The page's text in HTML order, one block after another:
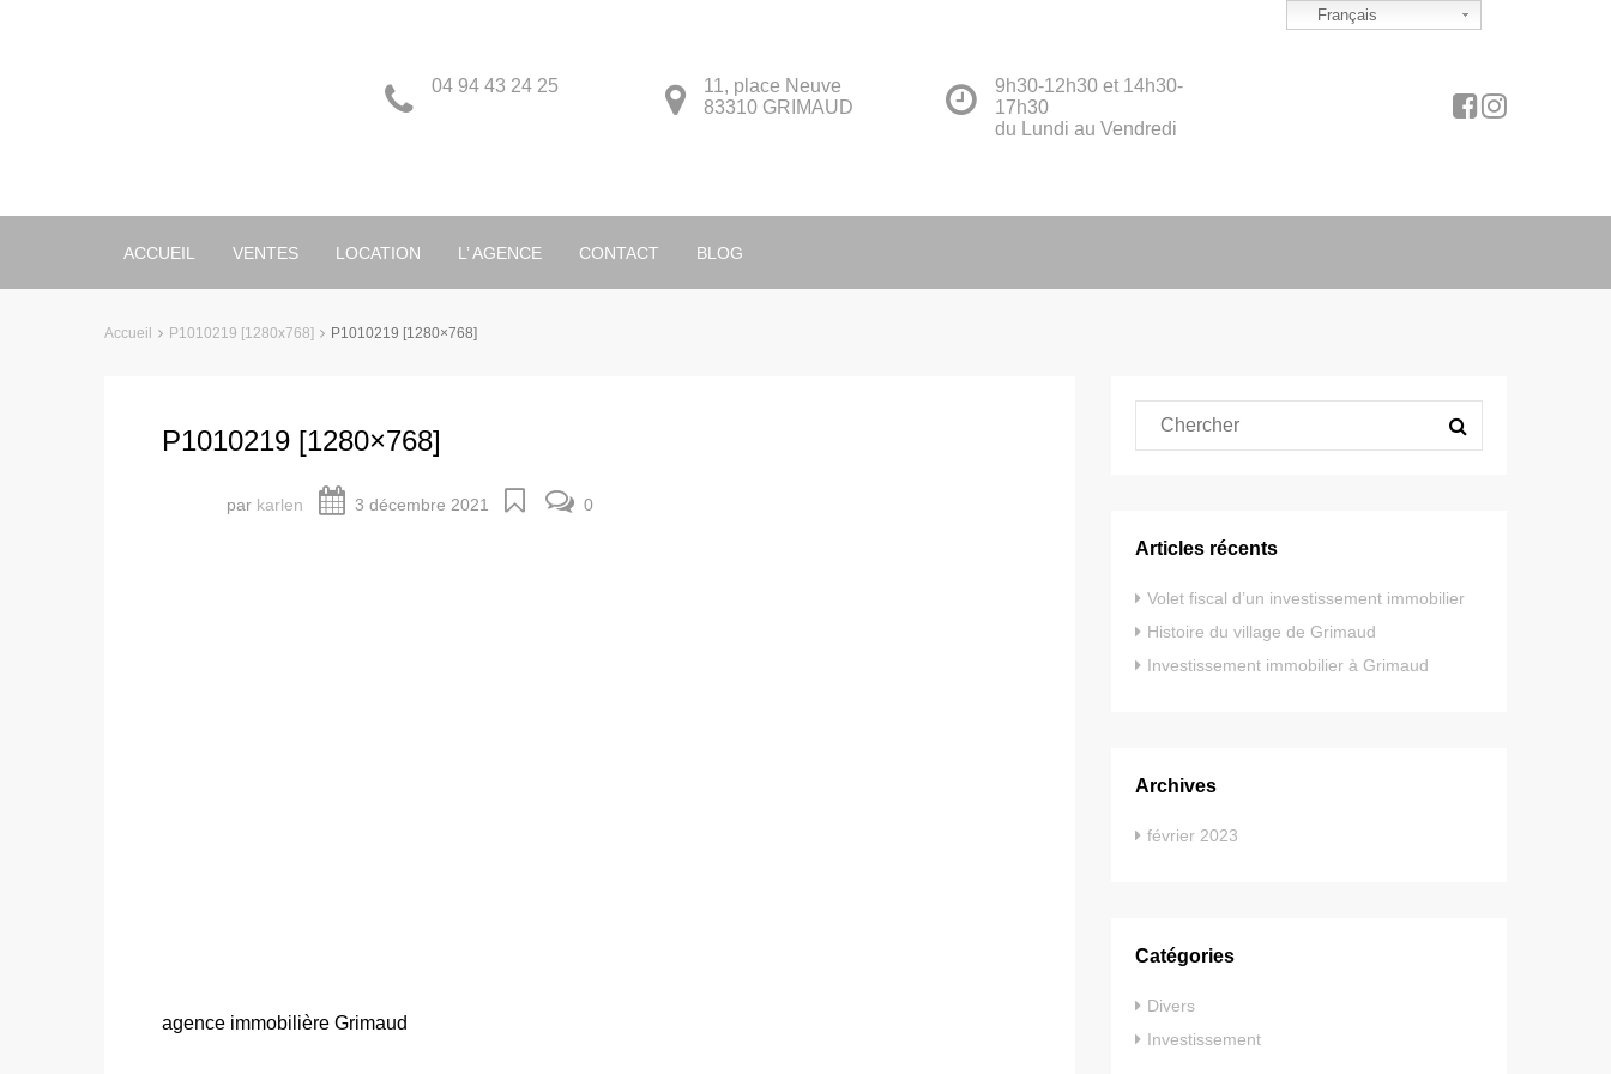
9h30-12h30 et 14h30-
17h30
du Lundi au Vendredi
11, place Neuve
83310 GRIMAUD
04 94 43 24 25
ACCUEIL VENTES LOCATION L’ AGENCE CONTACT BLOG
Accueil P1010219 [1280x768] P1010219 [1280×768]
P1010219 [1280×768]
par karlen 3 décembre 2021 0
agence immobilière Grimaud
Articles récents
Volet fiscal d’un investissement immobilier
Histoire du village de Grimaud
Investissement immobilier à Grimaud
Archives
février 2023
Catégories
Divers
Investissement
Français